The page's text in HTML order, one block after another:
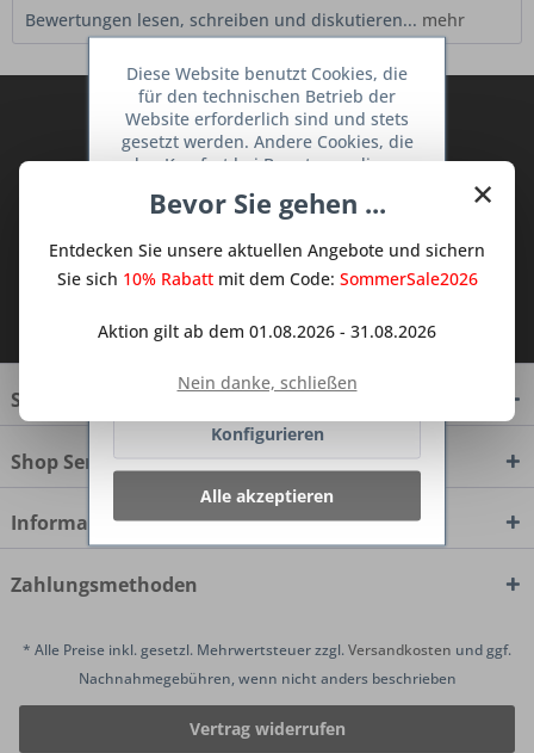
Bewertungen lesen, schreiben und diskutieren... mehr
Abonnieren Sie den kostenlosen Deine
TraumKüche Newsletter und verpassen
Sie keine Neuigkeit oder Aktion mehr aus
dem Traum Küchen - Shop.
zur Kenntnis genommen.
Service Hotline
Shop Service
Informationen
Zahlungsmethoden
* Alle Preise inkl. gesetzl. Mehrwertsteuer zzgl.Versandkosten und ggf.
Nachnahmegebühren, wenn nicht anders beschrieben
Vertrag widerrufen
×
Bevor Sie gehen ...
Entdecken Sie unsere aktuellen Angebote und sichern
Sie sich 10% Rabattmit dem Code: SommerSale2026
Aktion gilt ab dem 01.08.2026 - 31.08.2026
Nein danke, schließen
Diese Website benutzt Cookies, die
für den technischen Betrieb der
Website erforderlich sind und stets
gesetzt werden. Andere Cookies, die
den Komfort bei Benutzung dieser
dienen oder die Interaktion mit
Netzwerken vereinfachen sollen,
werden nur mit Ihrer Zustimmung
Ablehnen
Konfigurieren
Alle akzeptieren